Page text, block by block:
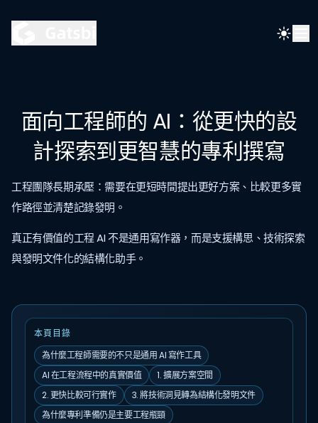
面向工程師的 AI：從更快的設
計探索到更智慧的專利撰寫
工程團隊長期承壓：需要在更短時間提出更好方案、比較更多實
作路徑並清楚記錄發明。
真正有價值的工程 AI 不是通用寫作器，而是支援構思、技術探索
與發明文件化的結構化助手。
本頁目錄
為什麼工程師需要的不只是通用 AI 寫作工具
AI 在工程流程中的真實價值
1. 擴展方案空間
2. 更快比較可行實作
3. 將技術洞見轉為結構化發明文件
為什麼專利準備仍是主要工程瓶頸